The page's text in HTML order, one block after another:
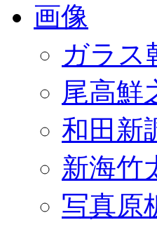
画像
ガラス
尾高鮮
和田新
新海竹
写真原